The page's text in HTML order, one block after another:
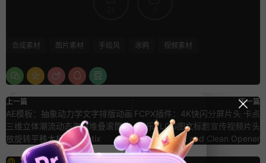
合成素材 图片素材 手绘风 涂鸦 视频素材
上一篇
AE模板：抽象动力学文字排版动画
三维立体潮流动态海报堆叠滚筒缩
放旋转平移大标题 Kinetix
下一篇
FCPX插件：4K快闪分屏片头 卡点
音乐VLOG图文标题宣传视频片头
模板 Fast and Clean Opener